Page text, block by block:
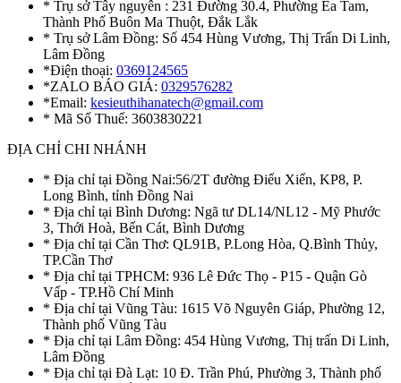
* Trụ sở Tây nguyên : 231 Đường 30.4, Phường Ea Tam,
Thành Phố Buôn Ma Thuột, Đắk Lắk
* Trụ sở Lâm Đồng: Số 454 Hùng Vương, Thị Trấn Di Linh,
Lâm Đồng
*Điện thoại: 0369124565
*ZALO BÁO GIÁ: 0329576282
*Email: kesieuthihanatech@gmail.com
* Mã Số Thuế: 3603830221
ĐỊA CHỈ CHI NHÁNH
* Địa chỉ tại Đồng Nai:56/2T đường Điểu Xiển, KP8, P.
Long Bình, tỉnh Đồng Nai
* Địa chỉ tại Bình Dương: Ngã tư DL14/NL12 - Mỹ Phước
3, Thới Hoà, Bến Cát, Bình Dương
* Địa chỉ tại Cần Thơ: QL91B, P.Long Hòa, Q.Bình Thủy,
TP.Cần Thơ
* Địa chỉ tại TPHCM: 936 Lê Đức Thọ - P15 - Quận Gò
Vấp - TP.Hồ Chí Minh
* Địa chỉ tại Vũng Tàu: 1615 Võ Nguyên Giáp, Phường 12,
Thành phố Vũng Tàu
* Địa chỉ tại Lâm Đồng: 454 Hùng Vương, Thị trấn Di Linh,
Lâm Đồng
* Địa chỉ tại Đà Lạt: 10 Đ. Trần Phú, Phường 3, Thành phố